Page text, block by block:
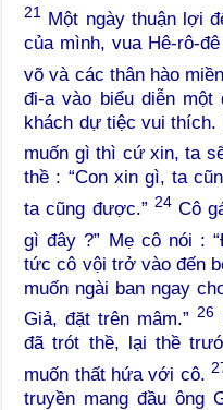
21 Một ngày thuận lợi
của mình, vua Hê-rô-
võ và các thân hào
đi-a vào biểu diễn
khách dự tiệc vui thích.
muốn gì thì cứ xin, ta
thề : “Con xin gì, ta
ta cũng được.” 24Cô
gì đây ?” Mẹ cô nói :
tức cô vội trở vào đến
muốn ngài ban ngay
Giả, đặt trên mâm.”26
đã trót thề, lại thề
muốn thất hứa với cô.
truyền mang đầu ông